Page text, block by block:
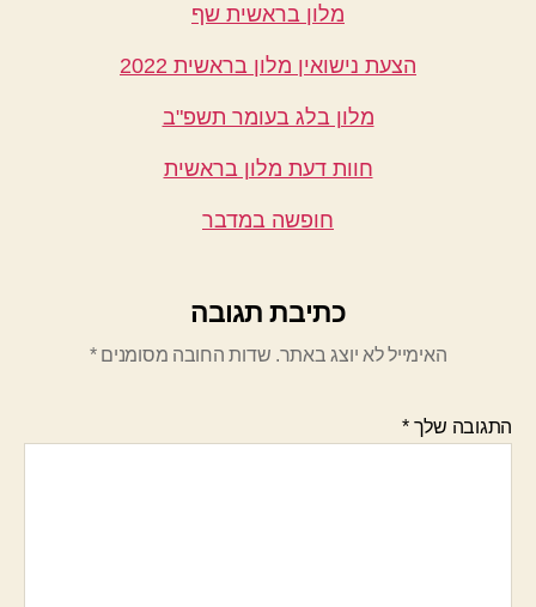
מלון בראשית שף
הצעת נישואין מלון בראשית 2022
מלון בלג בעומר תשפ"ב
חוות דעת מלון בראשית
חופשה במדבר
כתיבת תגובה
האימייל לא יוצג באתר. שדות החובה מסומנים*
התגובה שלך*